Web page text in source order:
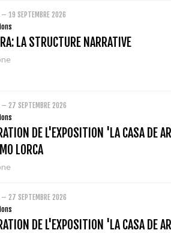
19 SEPTEMBRE 2026
LA STRUCTURE NARRATIVE
27 SEPTEMBRE 2026
DE L'EXPOSITION 'LA CASA DE
LORCA
27 SEPTEMBRE 2026
DE L'EXPOSITION 'LA CASA DE